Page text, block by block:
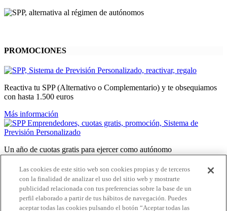
PROMOCIONES
Reactiva tu SPP (Alternativo o Complementario) y te obsequiamos
con hasta 1.500 euros
Más información
Un año de cuotas gratis para ejercer como autónomo
Más información
Te regalamos dos meses gratis de SPP Complementario
Las cookies de este sitio web son cookies propias y de terceros
con la finalidad de analizar el uso del sitio web y mostrarte
publicidad relacionada con tus preferencias sobre la base de un
perfil elaborado a partir de tus hábitos de navegación. Puedes
aceptar todas las cookies pulsando el botón “Aceptar todas las